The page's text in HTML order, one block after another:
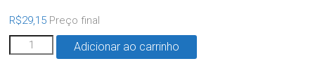
de 5, com
avaliação
R$29,15 Preço final
Adicionar ao carrinho